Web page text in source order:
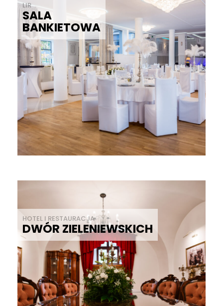
LIR
SALA
BANKIETOWA
HOTEL I RESTAURACJA
DWÓR ZIELENIEWSKICH